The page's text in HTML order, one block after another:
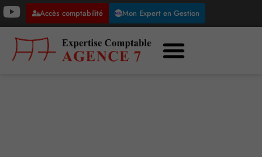
Accès comptabilité Mon Expert en Gestion